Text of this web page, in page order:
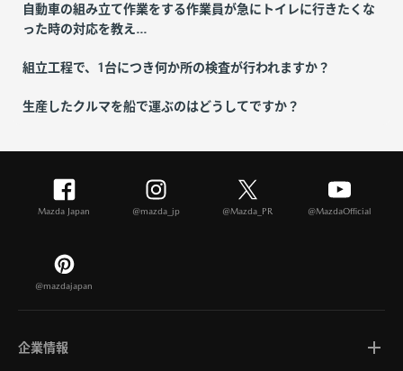
自動車の組み立て作業をする作業員が急にトイレに行きたくな
った時の対応を教え...
組立工程で、1台につき何か所の検査が行われますか？
生産したクルマを船で運ぶのはどうしてですか？
Mazda Japan @mazda_jp @Mazda_PR @MazdaOfficial
@mazdajapan
企業情報